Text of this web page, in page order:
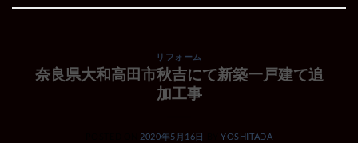
リフォーム
奈良県大和高田市秋吉にて新築一戸建て追
加工事
2020年5月16日 BYYOSHITADA